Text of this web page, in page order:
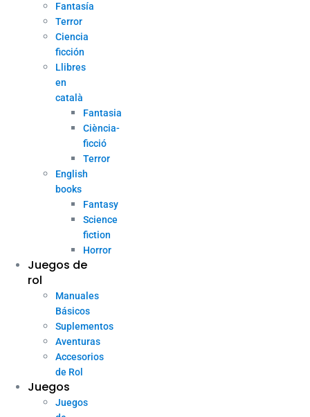
Fantasía
Terror
Ciencia
ficción
Llibres
en
català
Fantasia
Ciència-
ficció
Terror
English
books
Fantasy
Science
fiction
Horror
Juegos de
rol
Manuales
Básicos
Suplementos
Aventuras
Accesorios
de Rol
Juegos
Juegos